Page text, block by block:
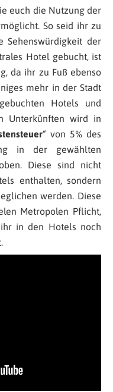
euch die Nutzung der
So seid ihr zu
der
Hotel gebucht, ist
da ihr zu Fuß ebenso
mehr in der Stadt
Hotels und
Unterkünften wird in
“ von 5% des
in der gewählten
Diese sind nicht
enthalten, sondern
werden. Diese
Metropolen Pflicht,
in den Hotels noch